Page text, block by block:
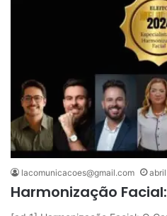
lacomunicacoes@gmail.com
Harmonização